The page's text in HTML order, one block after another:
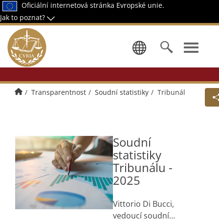
Oficiální internetová stránka Evropské unie.
Jak to poznat?
Zvolte
Úvodní stránka
Transparentnost Soudní statistiky Tribunál
Soudní
statistiky
Tribunálu -
2025
Vittorio Di Bucci,
vedoucí soudní